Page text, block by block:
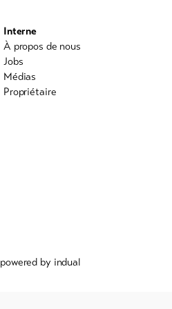
Interne
À propos de nous
Jobs
Médias
Propriétaire
powered by indual